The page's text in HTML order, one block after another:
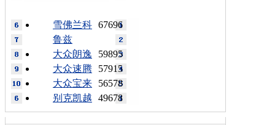
67696
雪佛兰科
鲁兹
59895
大众朗逸
57915
大众速腾
56578
大众宝来
49678
别克凯越